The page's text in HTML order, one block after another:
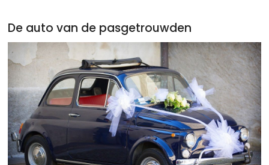
De auto van de pasgetrouwden